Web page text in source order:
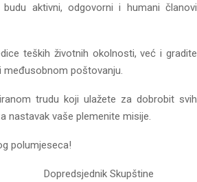
aktivni, odgovorni i humani članovi
teških životnih okolnosti, već i gradite
međusobnom poštovanju.
trudu koji ulažete za dobrobit svih
nastavak vaše plemenite misije.
polumjeseca!
Skupštine